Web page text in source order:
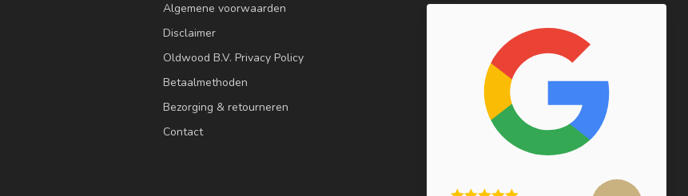
Algemene voorwaarden
Disclaimer
Oldwood B.V. Privacy Policy
Betaalmethoden
Bezorging & retourneren
Contact